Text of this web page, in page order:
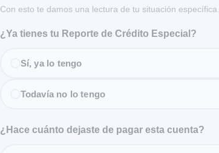
Con esto te damos una lectura de tu situación específica.
¿Ya tienes tu Reporte de Crédito Especial?
Sí, ya lo tengo
Todavía no lo tengo
¿Hace cuánto dejaste de pagar esta cuenta?